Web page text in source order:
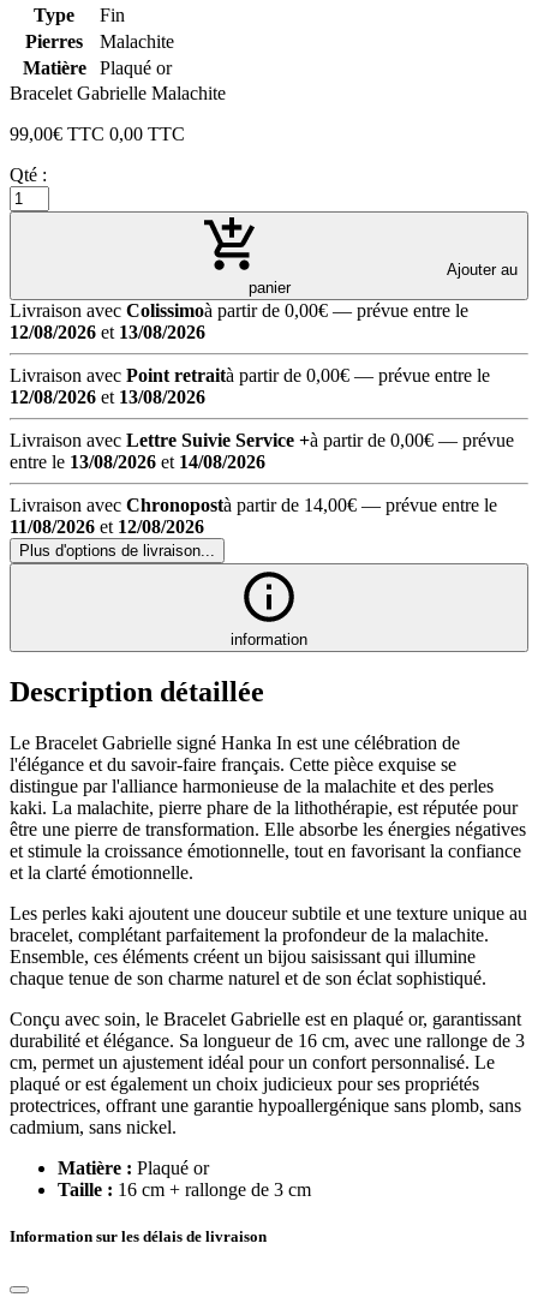
Type
Fin
Pierres
Malachite
Matière
Plaqué or
Bracelet Gabrielle Malachite
99,00€ TTC 0,00 TTC
Qté :
Ajouter au
panier
Livraison avec Colissimoà partir de 0,00€ — prévue entre le
12/08/2026 et 13/08/2026
Livraison avec Point retraità partir de 0,00€ — prévue entre le
12/08/2026 et 13/08/2026
Livraison avec Lettre Suivie Service +à partir de 0,00€ — prévue
entre le 13/08/2026 et 14/08/2026
Livraison avec Chronopostà partir de 14,00€ — prévue entre le
11/08/2026 et 12/08/2026
Plus d'options de livraison...
information
Description détaillée
Le Bracelet Gabrielle signé Hanka In est une célébration de
l'élégance et du savoir-faire français. Cette pièce exquise se
distingue par l'alliance harmonieuse de la malachite et des perles
kaki. La malachite, pierre phare de la lithothérapie, est réputée pour
être une pierre de transformation. Elle absorbe les énergies négatives
et stimule la croissance émotionnelle, tout en favorisant la confiance
et la clarté émotionnelle.
Les perles kaki ajoutent une douceur subtile et une texture unique au
bracelet, complétant parfaitement la profondeur de la malachite.
Ensemble, ces éléments créent un bijou saisissant qui illumine
chaque tenue de son charme naturel et de son éclat sophistiqué.
Conçu avec soin, le Bracelet Gabrielle est en plaqué or, garantissant
durabilité et élégance. Sa longueur de 16 cm, avec une rallonge de 3
cm, permet un ajustement idéal pour un confort personnalisé. Le
plaqué or est également un choix judicieux pour ses propriétés
protectrices, offrant une garantie hypoallergénique sans plomb, sans
cadmium, sans nickel.
Matière : Plaqué or
Taille : 16 cm + rallonge de 3 cm
Information sur les délais de livraison